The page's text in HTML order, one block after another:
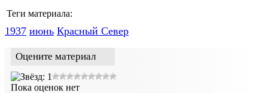
Теги материала:
1937 июнь Красный Cевер
Оцените материал
Пока оценок нет